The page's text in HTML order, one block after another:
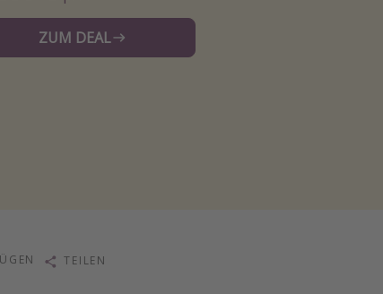
ZUM DEAL
TEILEN